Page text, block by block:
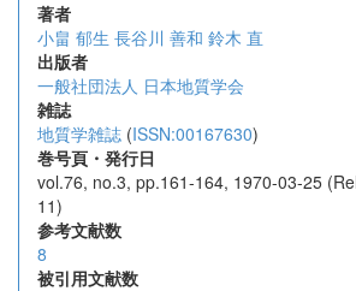
著者
小畠 郁生 長谷川 善和 鈴木 直
出版者
一般社団法人 日本地質学会
雑誌
地質学雑誌 (ISSN:00167630)
巻号頁・発行日
vol.76, no.3, pp.161-164, 1970-03-25
11)
参考文献数
8
被引用文献数